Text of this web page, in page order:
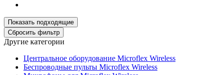
Другие категории
Центральное оборудование Microflex Wireless
Беспроводные пульты Microflex Wireless